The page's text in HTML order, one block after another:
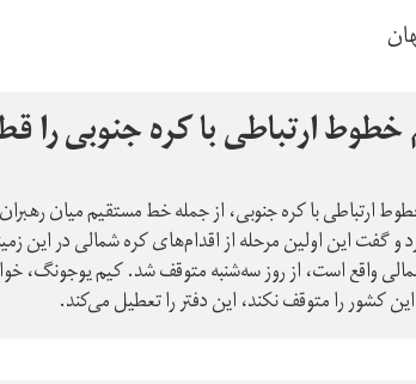
ارتباطی با کره جنوبی را
ارتباطی با کره جنوبی، از جمله خط مستقیم میان
این اولین مرحله از اقدام‌های کره شمالی در این
واقع است، از روز سه‌شنبه متوقف شد. کیم یو‌جونگ،
کشور را متوقف نکند، این دفتر را تعطیل می‌کند.